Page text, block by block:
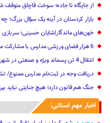
از جایگاه تا جاده؛ سوخت قاچاق متوقف شد/محکومیت
بازار کردستان در آینه یک سؤال بزرگ؛
خون‌های ماندگار|شایان حسینی؛
6 هزار فضای ورزشی مدارس با مشارکت مردم ساخته می‌شود
انتقال 4 تن پسماند ویژه و صنعتی در شهرستان بهارستان
دریافت وجه در ثبت‌نام مدارس ممنوع/ تشکیل
جنگ هم قانون دارد؛ هیچ جنایتی نباید
اخبار مهم استانی: